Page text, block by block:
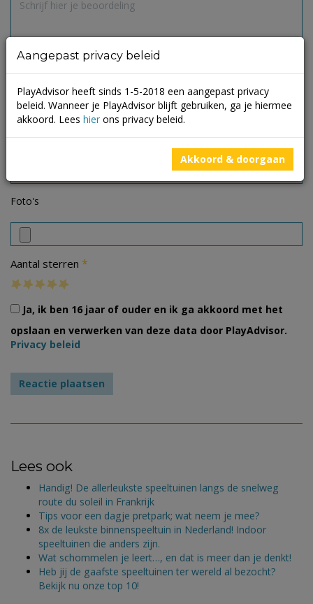
Foto's
Aantal sterren *
Ja, ik ben 16 jaar of ouder en ik ga akkoord met het
opslaan en verwerken van deze data door PlayAdvisor.
Privacy beleid
Lees ook
Handig! De allerleukste speeltuinen langs de snelweg
route du soleil in Frankrijk
Tips voor een dagje pretpark; wat neem je mee?
8x de leukste binnenspeeltuin in Nederland! Indoor
speeltuinen die anders zijn.
Wat schommelen je leert…, en dat is meer dan je denkt!
Heb jij de gaafste speeltuinen ter wereld al bezocht?
Bekijk nu onze top 10!
Aangepast privacy beleid
PlayAdvisor heeft sinds 1-5-2018 een aangepast privacy
beleid. Wanneer je PlayAdvisor blijft gebruiken, ga je hiermee
akkoord. Lees hier ons privacy beleid.
Akkoord & doorgaan